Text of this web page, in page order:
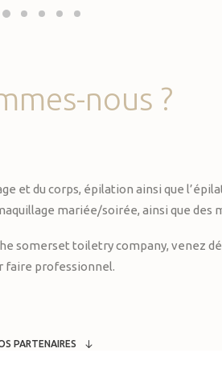
nous ?
et du corps, épilation ainsi que
mariée/soirée, ainsi que des
somerset toiletry company, venez
faire professionnel.
PARTENAIRES